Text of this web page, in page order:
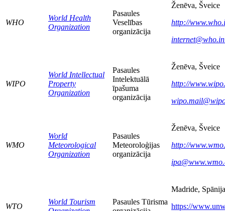
WHO
World Health
Organization
Pasaules
Veselības
organizācija
Ženēva, Šveice
http://
WIPO
World Intellectual
Property
Organization
Pasaules
Intelektuālā
īpašuma
organizācija
Ženēva, Šveice
http://
WMO
World
Meteorological
Organization
Pasaules
Meteoroloģijas
organizācija
Ženēva, Šveice
http://
WTO
World Tourism
Pasaules Tūrisma
Madride, Spānija
https://